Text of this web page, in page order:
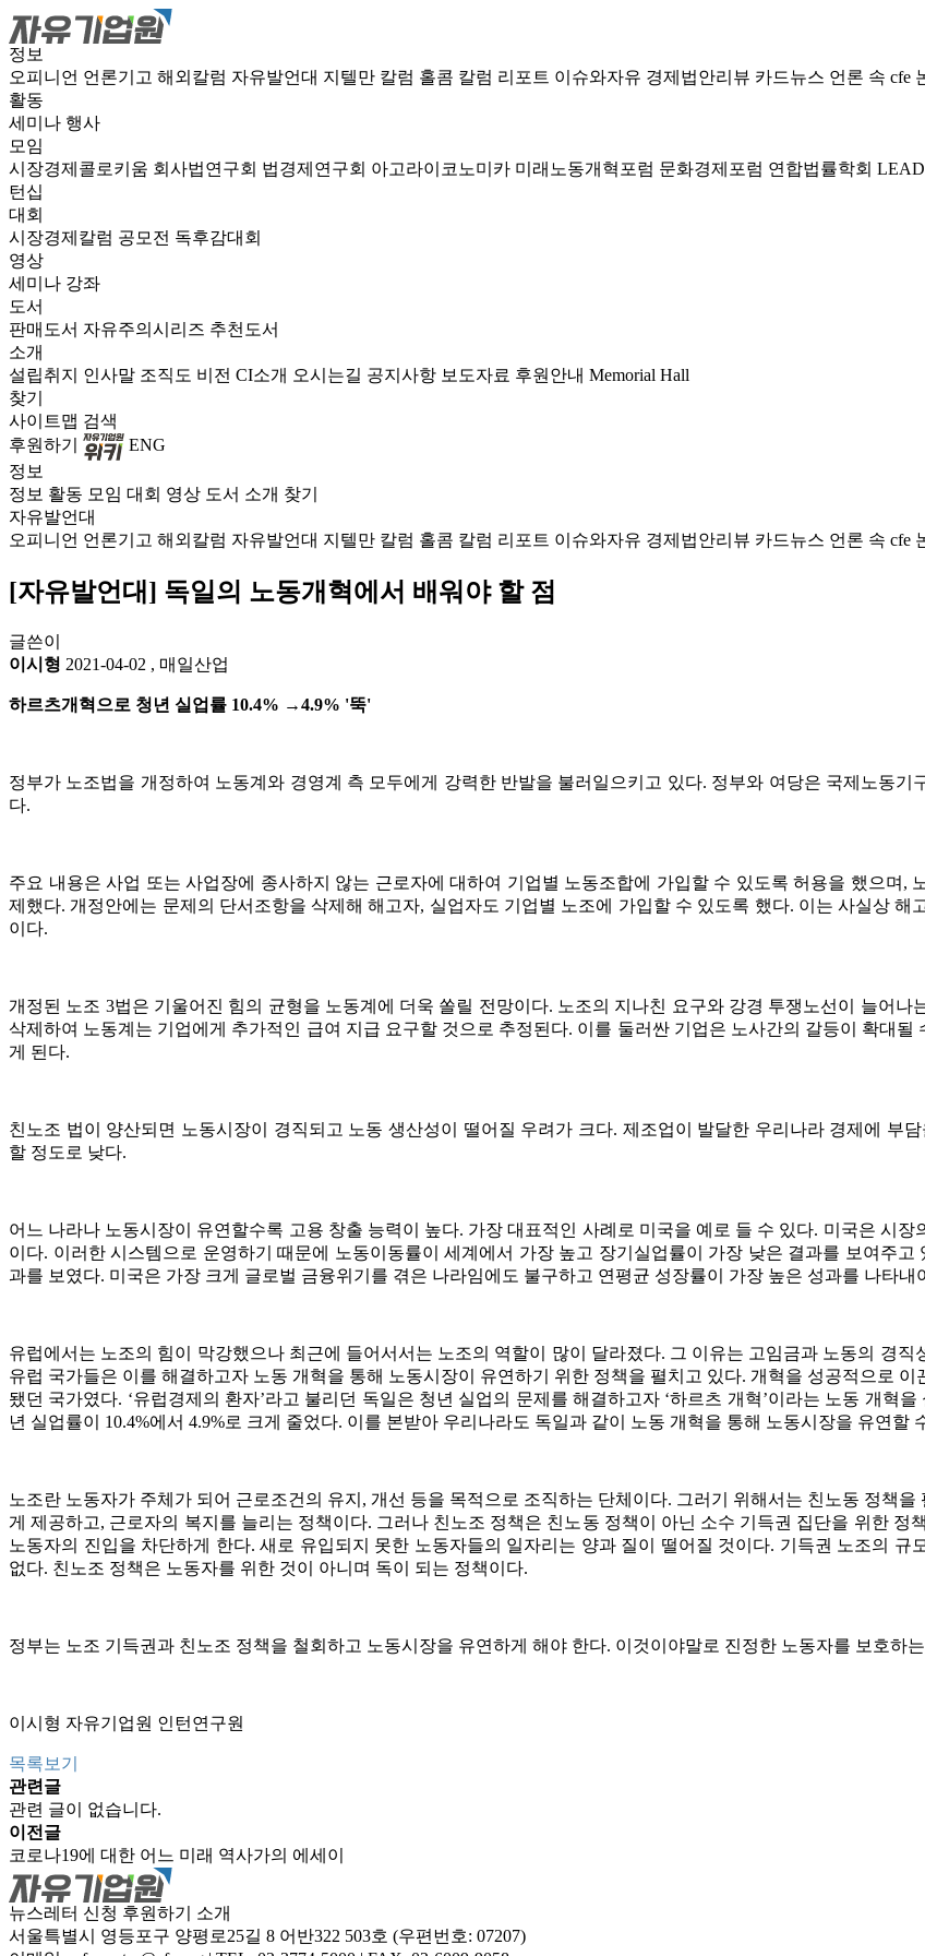
정보
오피니언 언론기고 해외칼럼 자유발언대 지텔만 칼럼 홀콤 칼럼 리포트 이슈와자유 경제법안리뷰 카드뉴스 언론 속 cfe
활동
세미나 행사
모임
시장경제콜로키움 회사법연구회 법경제연구회 아고라이코노미카 미래노동개혁포럼 문화경제포럼 연합법률학회 LEAD
턴십
대회
시장경제칼럼 공모전 독후감대회
영상
세미나 강좌
도서
판매도서 자유주의시리즈 추천도서
소개
설립취지 인사말 조직도 비전 CI소개 오시는길 공지사항 보도자료 후원안내 Memorial Hall
찾기
사이트맵 검색
후원하기
ENG
정보
정보 활동 모임 대회 영상 도서 소개 찾기
자유발언대
오피니언 언론기고 해외칼럼 자유발언대 지텔만 칼럼 홀콤 칼럼 리포트 이슈와자유 경제법안리뷰 카드뉴스 언론 속 cfe
[자유발언대] 독일의 노동개혁에서 배워야 할 점
글쓴이
이시형 2021-04-02 , 매일산업
하르츠개혁으로 청년 실업률 10.4% →4.9% '뚝'
정부가 노조법을 개정하여 노동계와 경영계 측 모두에게 강력한 반발을 불러일으키고 있다. 정부와 여당은 국제노동
다.
주요 내용은 사업 또는 사업장에 종사하지 않는 근로자에 대하여 기업별 노동조합에 가입할 수 있도록 허용을 했으며,
제했다. 개정안에는 문제의 단서조항을 삭제해 해고자, 실업자도 기업별 노조에 가입할 수 있도록 했다. 이는 사실상
이다.
개정된 노조 3법은 기울어진 힘의 균형을 노동계에 더욱 쏠릴 전망이다. 노조의 지나친 요구와 강경 투쟁노선이 늘어
삭제하여 노동계는 기업에게 추가적인 급여 지급 요구할 것으로 추정된다. 이를 둘러싼 기업은 노사간의 갈등이 확대
게 된다.
친노조 법이 양산되면 노동시장이 경직되고 노동 생산성이 떨어질 우려가 크다. 제조업이 발달한 우리나라 경제에 부
할 정도로 낮다.
어느 나라나 노동시장이 유연할수록 고용 창출 능력이 높다. 가장 대표적인 사례로 미국을 예로 들 수 있다. 미국은 시
이다. 이러한 시스템으로 운영하기 때문에 노동이동률이 세계에서 가장 높고 장기실업률이 가장 낮은 결과를 보여주
과를 보였다. 미국은 가장 크게 글로벌 금융위기를 겪은 나라임에도 불구하고 연평균 성장률이 가장 높은 성과를 나타내
유럽에서는 노조의 힘이 막강했으나 최근에 들어서서는 노조의 역할이 많이 달라졌다. 그 이유는 고임금과 노동의 경
유럽 국가들은 이를 해결하고자 노동 개혁을 통해 노동시장이 유연하기 위한 정책을 펼치고 있다. 개혁을 성공적으로
됐던 국가였다. ‘유럽경제의 환자’라고 불리던 독일은 청년 실업의 문제를 해결하고자 ‘하르츠 개혁’이라는 노동 개혁
년 실업률이 10.4%에서 4.9%로 크게 줄었다. 이를 본받아 우리나라도 독일과 같이 노동 개혁을 통해 노동시장을 유연할
노조란 노동자가 주체가 되어 근로조건의 유지, 개선 등을 목적으로 조직하는 단체이다. 그러기 위해서는 친노동 정책
게 제공하고, 근로자의 복지를 늘리는 정책이다. 그러나 친노조 정책은 친노동 정책이 아닌 소수 기득권 집단을 위한
노동자의 진입을 차단하게 한다. 새로 유입되지 못한 노동자들의 일자리는 양과 질이 떨어질 것이다. 기득권 노조의
없다. 친노조 정책은 노동자를 위한 것이 아니며 독이 되는 정책이다.
정부는 노조 기득권과 친노조 정책을 철회하고 노동시장을 유연하게 해야 한다. 이것이야말로 진정한 노동자를 보호하
이시형 자유기업원 인턴연구원
목록보기
관련글
관련 글이 없습니다.
이전글
코로나19에 대한 어느 미래 역사가의 에세이
뉴스레터 신청 후원하기
소개
서울특별시 영등포구 양평로25길 8 어반322 503호 (우편번호: 07207)